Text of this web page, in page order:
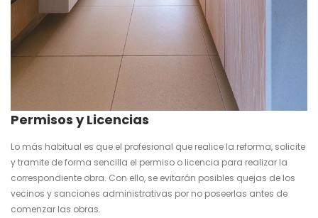
Permisos y Licencias
Lo más habitual es que el profesional que realice la reforma, solicite
y tramite de forma sencilla el permiso o licencia para realizar la
correspondiente obra. Con ello, se evitarán posibles quejas de los
vecinos y sanciones administrativas por no poseerlas antes de
comenzar las obras.